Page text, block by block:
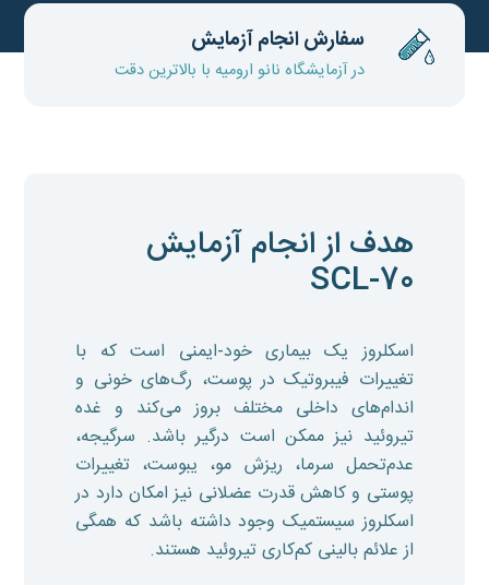
سفارش انجام آزمایش
در آزمایشگاه نانو ارومیه با بالاترین دقت
هدف از انجام آزمایش
SCL-70
اسکلروز یک بیماری خود-ایمنی است که با
تغییرات فیبروتیک در پوست، رگ‌های خونی و
اندام‌های داخلی مختلف بروز می‌کند و غده
تیروئید نیز ممکن است درگیر باشد. سرگیجه،
عدم‌تحمل سرما، ریزش مو، یبوست، تغییرات
پوستی و کاهش قدرت عضلانی نیز امکان دارد در
اسکلروز سیستمیک وجود داشته باشد که همگی
از علائم بالینی کم‌کاری تیروئید هستند.